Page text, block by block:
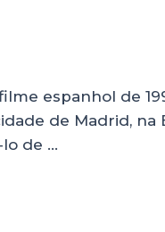
espanhol de
de Madrid, na
de …